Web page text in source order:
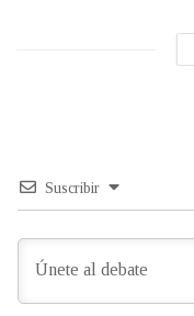
Suscribir